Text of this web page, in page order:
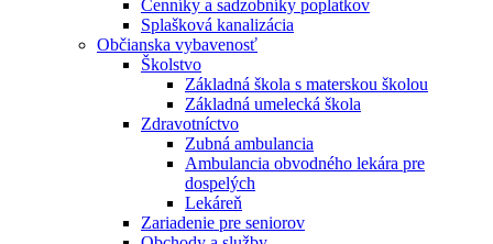
Cenníky a sadzobníky poplatkov
Splašková kanalizácia
Občianska vybavenosť
Školstvo
Základná škola s materskou školou
Základná umelecká škola
Zdravotníctvo
Zubná ambulancia
Ambulancia obvodného lekára pre
dospelých
Lekáreň
Zariadenie pre seniorov